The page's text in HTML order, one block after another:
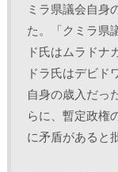
ミラ県議会自身
た。「クミラ県
ド氏はムラドナ
ドラ氏はデビド
自身の歳入だっ
らに、暫定政権
に矛盾があると